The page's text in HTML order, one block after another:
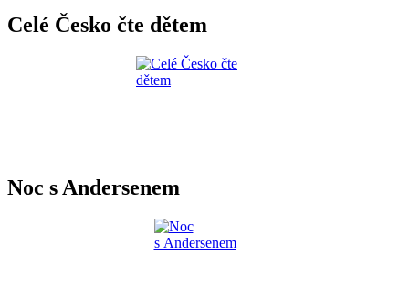
Celé Česko čte dětem
Noc s Andersenem